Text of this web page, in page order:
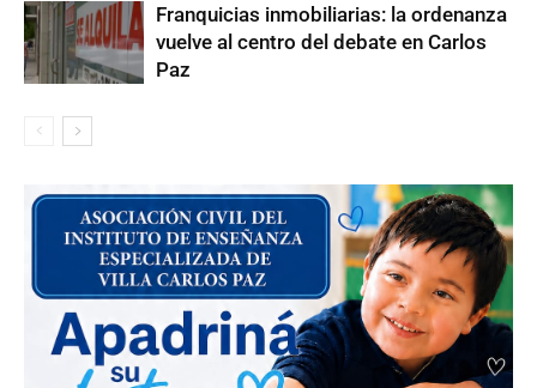
Franquicias inmobiliarias: la ordenanza
vuelve al centro del debate en Carlos
Paz